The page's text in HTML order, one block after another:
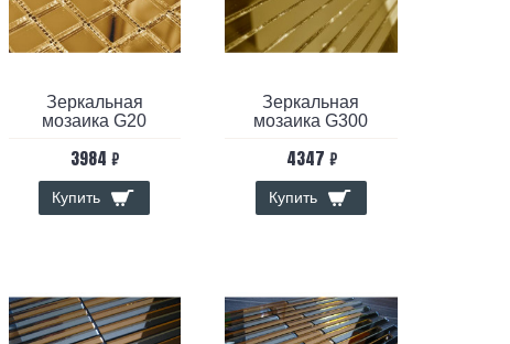
Зеркальная
мозаика G20
3984 ₽
Купить
Зеркальная
мозаика G300
4347 ₽
Купить